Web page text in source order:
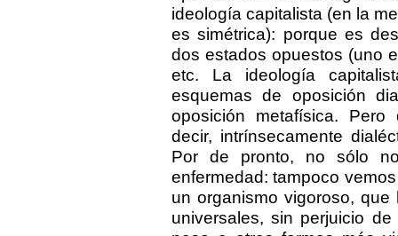
ideología capitalista (en la
es simétrica): porque es
dos estados opuestos (uno
etc. La ideología
esquemas de oposición
oposición metafísica.
decir, intrínsecamente
Por de pronto, no sólo
enfermedad: tampoco
un organismo vigoroso,
universales, sin perjuicio